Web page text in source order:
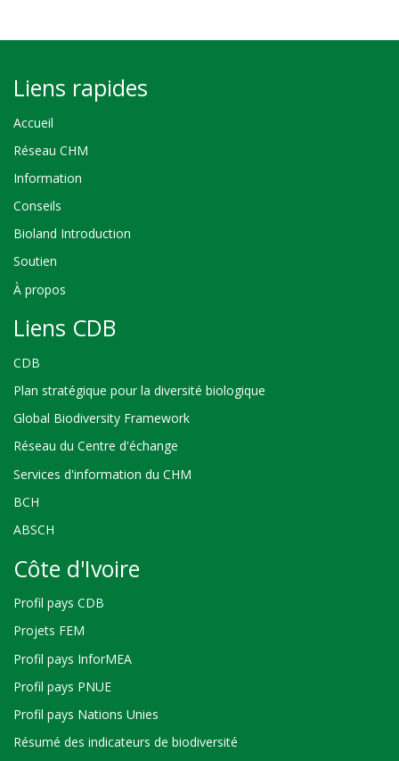
Liens rapides
Accueil
Réseau CHM
Information
Conseils
Bioland Introduction
Soutien
À propos
Liens CDB
CDB
Plan stratégique pour la diversité biologique
Global Biodiversity Framework
Réseau du Centre d'échange
Services d'information du CHM
BCH
ABSCH
Côte d'Ivoire
Profil pays CDB
Projets FEM
Profil pays InforMEA
Profil pays PNUE
Profil pays Nations Unies
Résumé des indicateurs de biodiversité